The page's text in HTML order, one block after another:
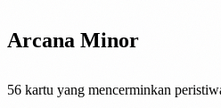
Arcana Minor
56 kartu yang mencerminkan